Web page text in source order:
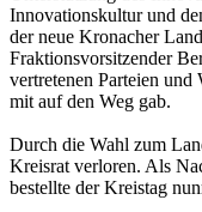
Innovationskultur und
der neue Kronacher
Fraktionsvorsitzender
vertretenen Parteien
mit auf den Weg gab.
Durch die Wahl zum
Kreisrat verloren. Als
bestellte der Kreistag